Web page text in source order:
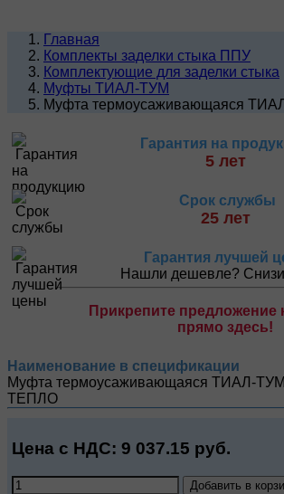
Главная
Комплекты заделки стыка ППУ
Комплектующие для заделки стыка
Муфты ТИАЛ-ТУМ
Муфта термоусаживающаяся
Гарантия на
5 лет
Срок службы
25 лет
Гарантия лучшей
Нашли дешевле?
Прикрепите предложение
прямо здесь!
Наименование в спецификации
Муфта термоусаживающаяся ТИАЛ-
ТЕПЛО
Цена с НДС: 9 037.15 руб.
Добавить в